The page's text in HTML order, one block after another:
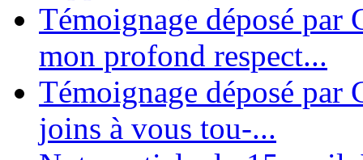
Témoignage déposé par
mon profond respect...
Témoignage déposé par
joins à vous tou-...